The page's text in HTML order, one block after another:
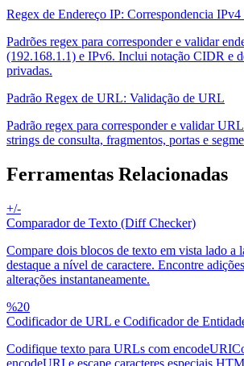
Regex de Endereço IP: Correspondencia
Padrões regex para corresponder e validar
(192.168.1.1) e IPv6. Inclui notação CIDR e
privadas.
Padrão Regex de URL: Validação de URL
Padrão regex para corresponder e validar
strings de consulta, fragmentos, portas e
Ferramentas Relacionadas
+/-
Comparador de Texto (Diff Checker)
Compare dois blocos de texto em vista lado a
destaque a nível de caractere. Encontre
alterações instantaneamente.
%20
Codificador de URL e Codificador de
Codifique texto para URLs com
encodeURI e escape caracteres especiais